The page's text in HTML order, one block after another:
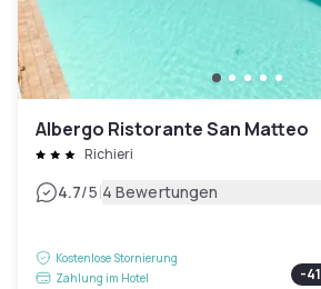
Albergo Ristorante San Matteo
Richieri
4.7/5|4 Bewertungen
Kostenlose Stornierung
Zahlung im Hotel
-41